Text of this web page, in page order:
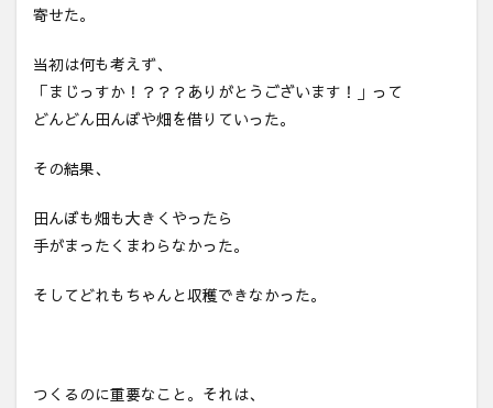
寄せた。
当初は何も考えず、
「まじっすか！？？？ありがとうございます！」って
どんどん田んぼや畑を借りていった。
その結果、
田んぼも畑も大きくやったら
手がまったくまわらなかった。
そしてどれもちゃんと収穫できなかった。
つくるのに重要なこと。それは、